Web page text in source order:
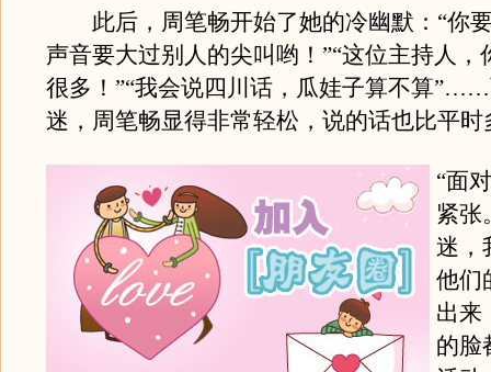
此后，周笔畅开始了她的冷幽默：“你
声音要大过别人的尖叫哟！”“这位主持人，
很多！”“我会说四川话，瓜娃子算不算
迷，周笔畅显得非常轻松，说的话也比平时
“面
紧张
迷，
他们
出来
的脸